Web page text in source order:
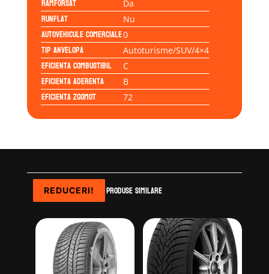
Ramforsat Da
Runflat Nu
Autovehicule comerciale0
Tip anvelopa Autoturisme/SUV/4×4
Eficienta Combustibil C
Eficienta Aderenta B
Eficienta Zgomot 72
Produse similare
REDUCERI!
REDUCERI!
REDUCERI!
REDUCERI!